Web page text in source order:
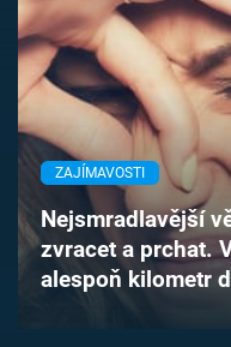
Témata
Pořady
TV Program
Časopis
Sledujte prima+
ZAJÍMAVOSTI
Nejsmradlavější
zvracet a prchat.
alespoň kilometr